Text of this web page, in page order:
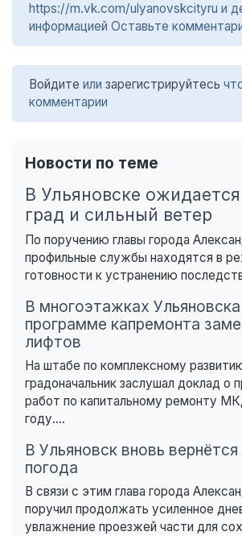
https://m.vk.com/ulyanovskcityru и
информацией Оставьте
Войдите или зарегистрируйтесь
комментарии
Новости по теме
В Ульяновске
град и сильный ветер
По поручению главы города
профильные службы находятся в
готовности к устранению
В многоэтажках
программе капремонта
лифтов
На штабе по комплексному
градоначальник заслушал доклад о
работ по капитальному ремонту
году....
В Ульяновск вновь
погода
В связи с этим глава города
поручил продолжать усиленное
увлажнение проезжей части для